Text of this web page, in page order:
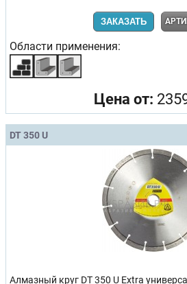
ЗАКАЗАТЬ
Области применения:
Цена от:
DT 350 U
Алмазный круг DT 350 U Extra